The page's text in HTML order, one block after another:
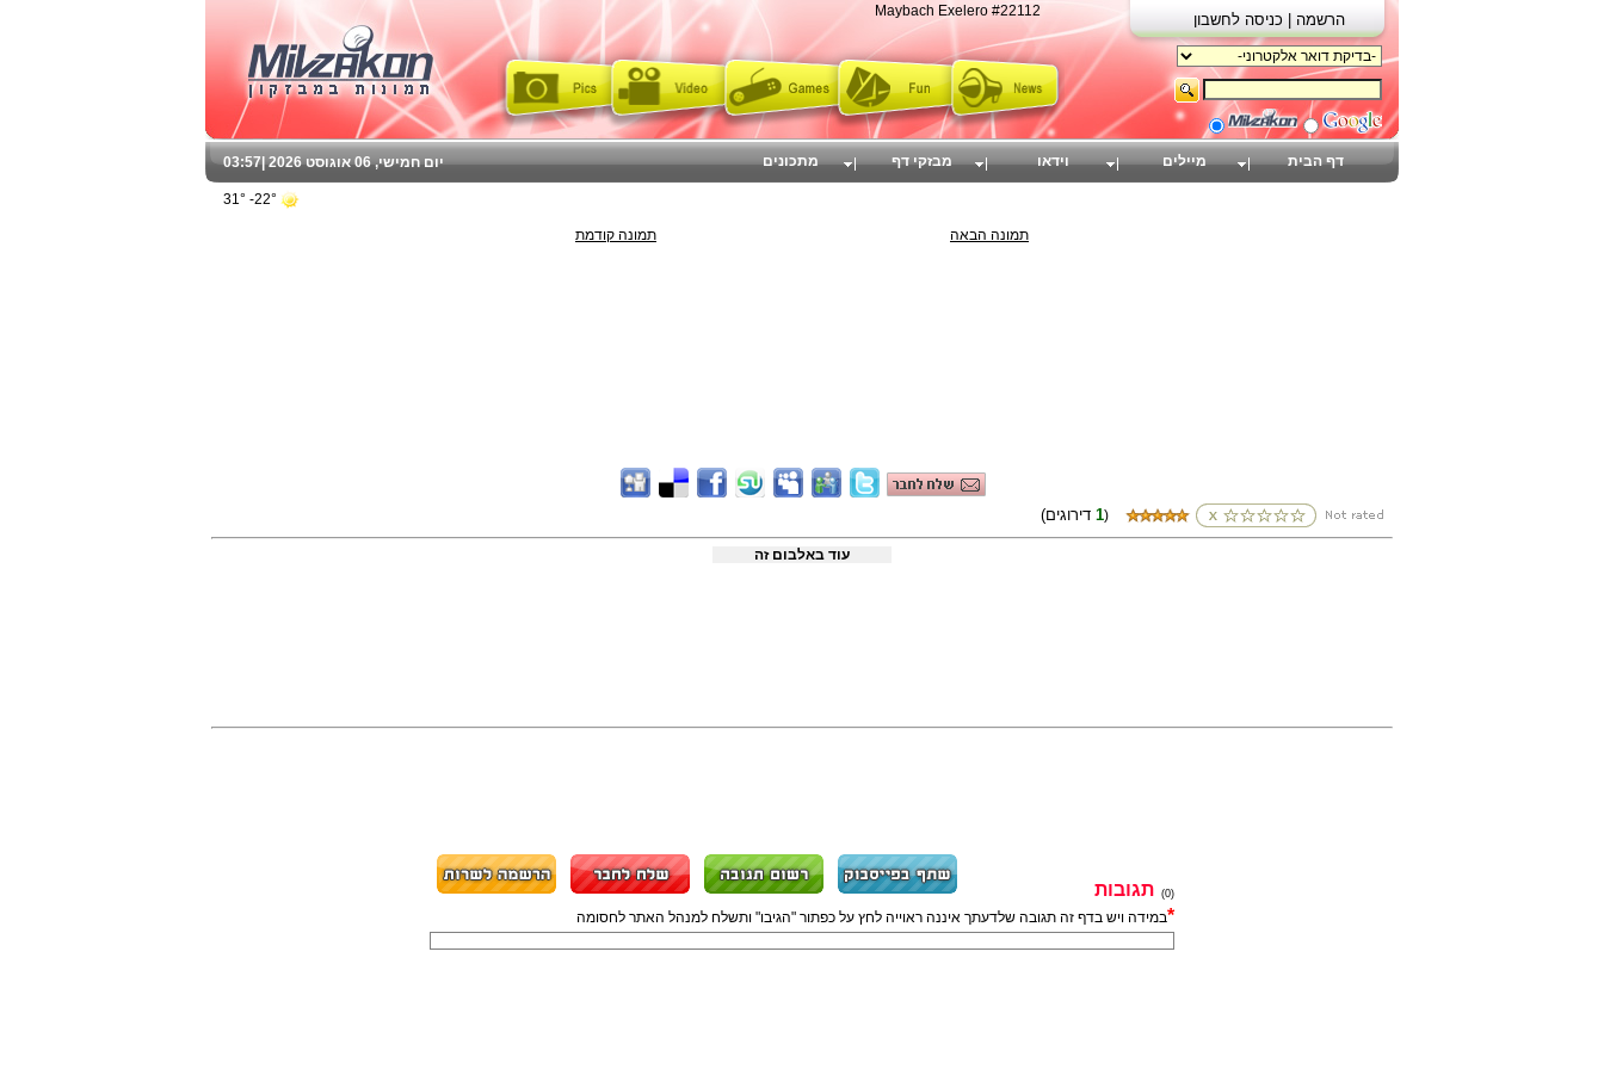
Maybach Exelero #22112
תמונה קודמת תמונה הבאה
1)
עוד באלבום זה
(0)
תגובות
*במידה ויש בדף זה תגובה שלדעתך איננה ראוייה לחץ על כפתור "הגיבו" ותשלח למנהל האתר לחסומה
03:57 יום חמישי, 06 אוגוסט 2026 | דף הבית מיילים וידאו מבזקי דף מתכונים
22°- 31°
הרשמה | כניסה לחשבון